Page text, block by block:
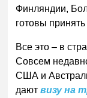
Финляндии,
готовы
Все это – в
Совсем
США и
даютвизу на